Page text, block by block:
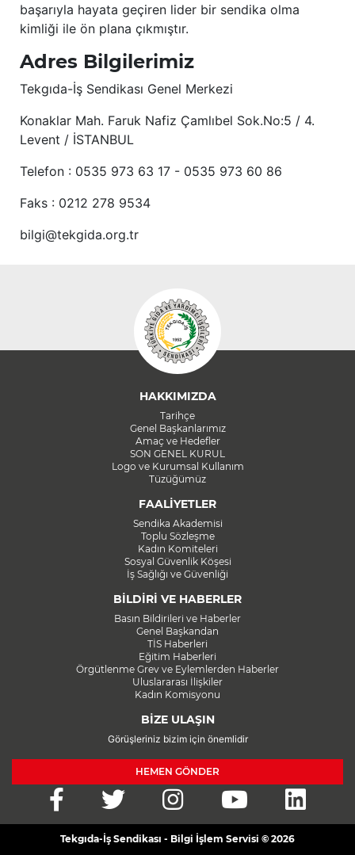
başarıyla hayata geçiren lider bir sendika olma
kimliği ile ön plana çıkmıştır.
Adres Bilgilerimiz
Tekgıda-İş Sendikası Genel Merkezi
Konaklar Mah. Faruk Nafiz Çamlıbel Sok.No:5 / 4.
Levent / İSTANBUL
Telefon : 0535 973 63 17 - 0535 973 60 86
Faks : 0212 278 9534
bilgi@tekgida.org.tr
HAKKIMIZDA
Tarihçe
Genel Başkanlarımız
Amaç ve Hedefler
SON GENEL KURUL
Logo ve Kurumsal Kullanım
Tüzüğümüz
FAALİYETLER
Sendika Akademisi
Toplu Sözleşme
Kadın Komiteleri
Sosyal Güvenlik Köşesi
İş Sağlığı ve Güvenliği
BİLDİRİ VE HABERLER
Basın Bildirileri ve Haberler
Genel Başkandan
TİS Haberleri
Eğitim Haberleri
Örgütlenme Grev ve Eylemlerden Haberler
Uluslararası İlişkiler
Kadın Komisyonu
BİZE ULAŞIN
Görüşleriniz bizim için önemlidir
HEMEN GÖNDER
Tekgıda-İş Sendikası - Bilgi İşlem Servisi © 2026